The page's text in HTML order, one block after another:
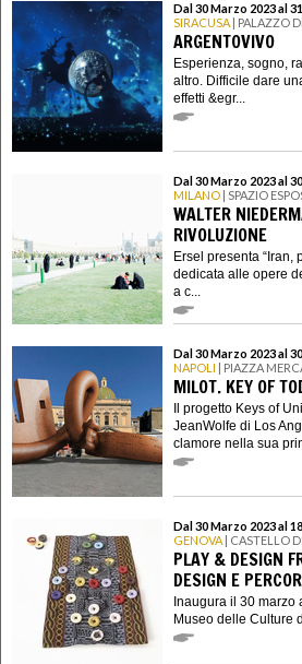
Dal 30 Marzo 2023 al
SIRACUSA | PALAZZO
ARGENTOVIVO
Esperienza, sogno,
altro. Difficile dare
effetti &egr...
Dal 30 Marzo 2023 al
MILANO | SPAZIO
WALTER
RIVOLUZIONE
Ersel presenta “Iran,
dedicata alle opere
a c...
Dal 30 Marzo 2023 al
NAPOLI | PIAZZA
MILOT. KEY OF
Il progetto Keys of
JeanWolfe di Los
clamore nella sua
Dal 30 Marzo 2023 al
GENOVA | CASTELLO
PLAY & DESIGN
DESIGN E
Inaugura il 30 marzo
Museo delle Culture